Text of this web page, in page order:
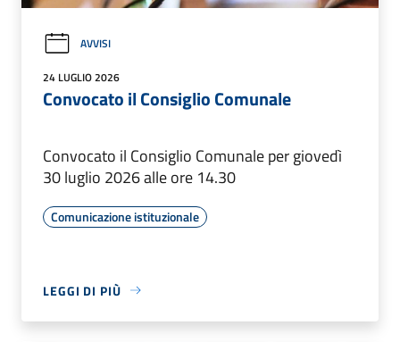
AVVISI
24 LUGLIO 2026
Convocato il Consiglio Comunale
Convocato il Consiglio Comunale per giovedì
30 luglio 2026 alle ore 14.30
Comunicazione istituzionale
LEGGI DI PIÙ